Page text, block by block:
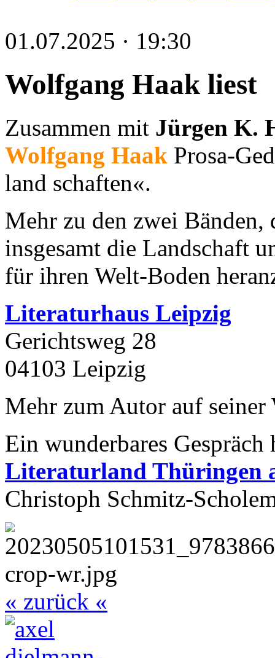
01.07.2025 · 19:30
Wolfgang Haak liest
Zusammen mit Jürgen K.
Wolfgang Haak Prosa-
land schaften«.
Mehr zu den zwei
insgesamt die Landschaft
für ihren Welt-Boden
Literaturhaus Leipzig
Gerichtsweg 28
04103 Leipzig
Mehr zum Autor auf seiner
Ein wunderbares
Literaturland Thüringen
Christoph Schmitz-
« zurück «